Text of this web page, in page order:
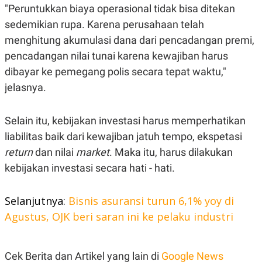
T
N
A
A
D
E
M
Y
S
R
E
L
E
S
E
.
L
A
G
G
A
N
E
I
E
R
J
M
T
"Peruntukkan biaya operasional tidak bisa ditekan
sedemikian rupa. Karena perusahaan telah
menghitung akumulasi dana dari pencadangan premi,
pencadangan nilai tunai karena kewajiban harus
dibayar ke pemegang polis secara tepat waktu,"
jelasnya.
Selain itu, kebijakan investasi harus memperhatikan
liabilitas baik dari kewajiban jatuh tempo, ekspetasi
returndan nilai market. Maka itu, harus dilakukan
kebijakan investasi secara hati - hati.
Selanjutnya: Bisnis asuransi turun 6,1% yoy di
Agustus, OJK beri saran ini ke pelaku industri
Cek Berita dan Artikel yang lain di Google News